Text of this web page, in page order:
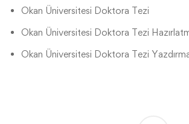
Okan Üniversitesi Doktora Tezi
Okan Üniversitesi Doktora Tezi
Okan Üniversitesi Doktora Tezi